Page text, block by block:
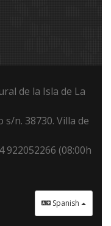
de la Isla de La
n. 38730. Villa de
922052266 (08:00h
Spanish